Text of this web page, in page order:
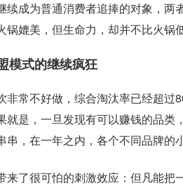
续成为普通消费者追捧的对象，两
锅媲美，但生命力，却并不比火锅低
模式的继续疯狂
非常不好做，综合淘汰率已经超
就是，一旦发现有可以赚钱的品
串，在一年之内，各个不同品牌的
来了很可怕的刺激效应：但凡能